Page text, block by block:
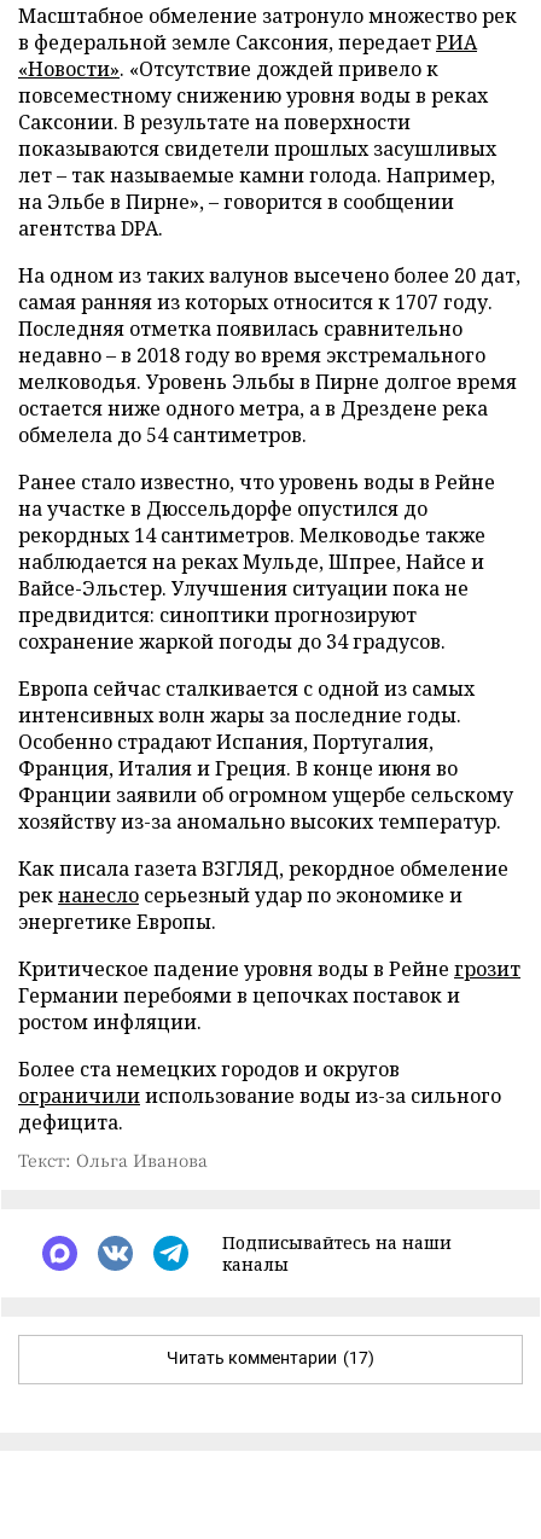
Масштабное обмеление затронуло множество рек
в федеральной земле Саксония, передаетРИА
«Новости». «Отсутствие дождей привело к
повсеместному снижению уровня воды в реках
Саксонии. В результате на поверхности
показываются свидетели прошлых засушливых
лет – так называемые камни голода. Например,
на Эльбе в Пирне», – говорится в сообщении
агентства DPA.
На одном из таких валунов высечено более 20 дат,
самая ранняя из которых относится к 1707 году.
Последняя отметка появилась сравнительно
недавно – в 2018 году во время экстремального
мелководья. Уровень Эльбы в Пирне долгое время
остается ниже одного метра, а в Дрездене река
обмелела до 54 сантиметров.
Ранее стало известно, что уровень воды в Рейне
на участке в Дюссельдорфе опустился до
рекордных 14 сантиметров. Мелководье также
наблюдается на реках Мульде, Шпрее, Найсе и
Вайсе-Эльстер. Улучшения ситуации пока не
предвидится: синоптики прогнозируют
сохранение жаркой погоды до 34 градусов.
Европа сейчас сталкивается с одной из самых
интенсивных волн жары за последние годы.
Особенно страдают Испания, Португалия,
Франция, Италия и Греция. В конце июня во
Франции заявили об огромном ущербе сельскому
хозяйству из-за аномально высоких температур.
Как писала газета ВЗГЛЯД, рекордное обмеление
рекнанесло серьезный удар по экономике и
энергетике Европы.
Критическое падение уровня воды в Рейне грозит
Германии перебоями в цепочках поставок и
ростом инфляции.
Более ста немецких городов и округов
ограничилииспользование воды из-за сильного
дефицита.
Текст: Ольга Иванова
Подписывайтесь на наши
каналы
Читать комментарии (17)